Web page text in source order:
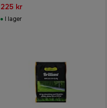
225 kr
I lager